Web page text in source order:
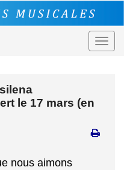
le 17 mars (en
nous aimons